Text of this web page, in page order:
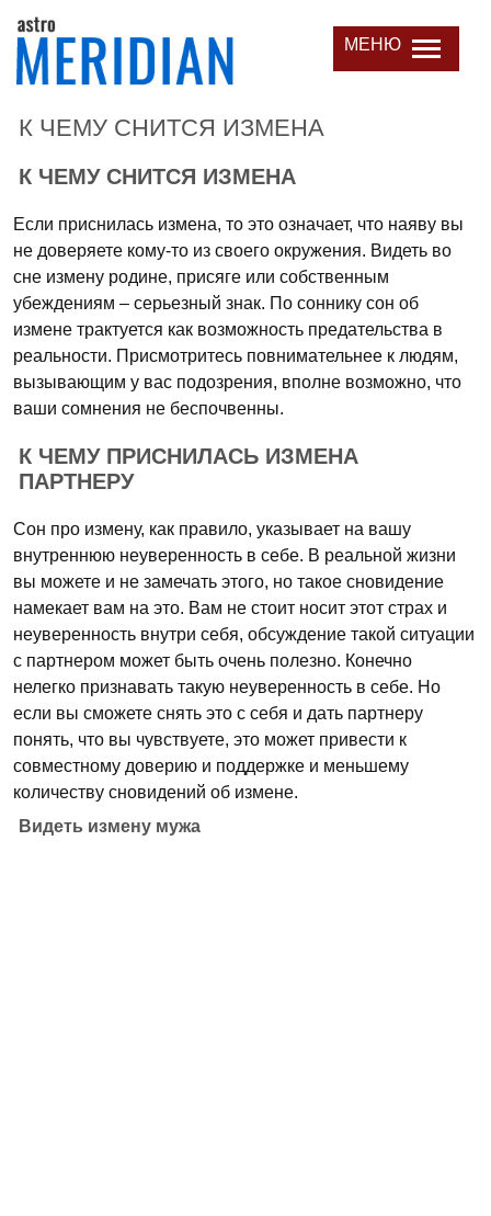
МЕНЮ
К ЧЕМУ СНИТСЯ ИЗМЕНА
К ЧЕМУ СНИТСЯ ИЗМЕНА
Если приснилась измена, то это означает, что наяву вы
не доверяете кому-то из своего окружения. Видеть во
сне измену родине, присяге или собственным
убеждениям – серьезный знак. По соннику сон об
измене трактуется как возможность предательства в
реальности. Присмотритесь повнимательнее к людям,
вызывающим у вас подозрения, вполне возможно, что
ваши сомнения не беспочвенны.
К ЧЕМУ ПРИСНИЛАСЬ ИЗМЕНА
ПАРТНЕРУ
Сон про измену, как правило, указывает на вашу
внутреннюю неуверенность в себе. В реальной жизни
вы можете и не замечать этого, но такое сновидение
намекает вам на это. Вам не стоит носит этот страх и
неуверенность внутри себя, обсуждение такой ситуации
с партнером может быть очень полезно. Конечно
нелегко признавать такую неуверенность в себе. Но
если вы сможете снять это с себя и дать партнеру
понять, что вы чувствуете, это может привести к
совместному доверию и поддержке и меньшему
количеству сновидений об измене.
Видеть измену мужа